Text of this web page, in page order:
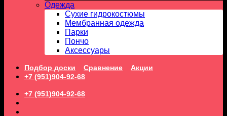
Одежда
Сухие гидрокостюмы
Мембранная одежда
Парки
Пончо
Аксессуары
Подбор доски Сравнение
Акции
+7 (951)904-92-68
+7 (951)904-92-68